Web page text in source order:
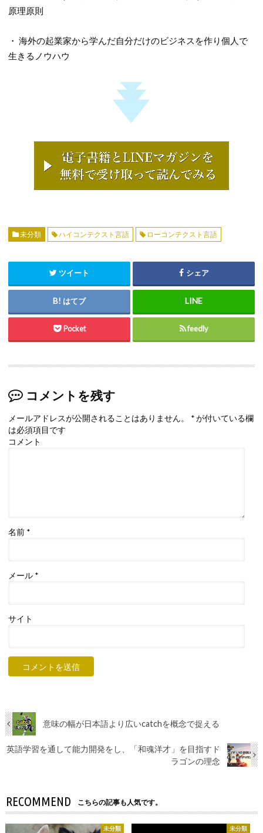
原理原則
・ 海外の起業家から学んだ自分だけのビジネスを作り個人で
生きるノウハウ
未分類 ハイコンテクスト言語 ローコンテクスト言語
ツイート シェア
はてブ
Pocket feedly
コメントを残す
メールアドレスが公開されることはありません。 *が付いている欄
は必須項目です
コメント
名前 *
メール *
サイト
意味の幅が日本語より広いcatchを概念で捉える
英語学習を通して能力開発をし、「和魂洋才」を目指すド
ラゴンの理念
RECOMMEND こちらの記事も人気です。
未分類 未分類